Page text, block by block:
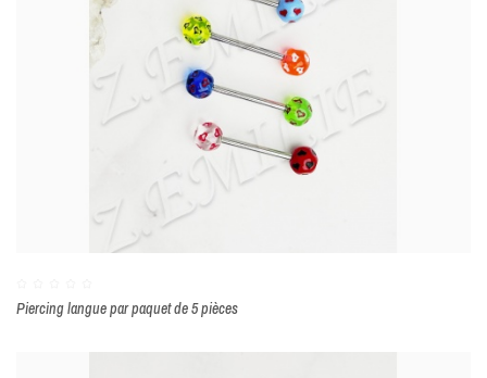
Piercing langue par paquet de 5 pièces